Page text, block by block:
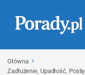
Główna
Zadłużenie, Upadłość,